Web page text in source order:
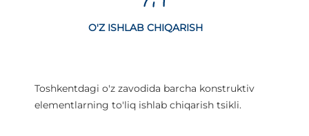
O'Z ISHLAB CHIQARISH
Toshkentdagi o'z zavodida barcha konstruktiv
elementlarning to'liq ishlab chiqarish tsikli.